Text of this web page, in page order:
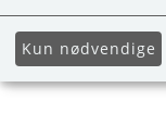
Kun nødvendige